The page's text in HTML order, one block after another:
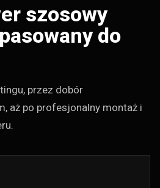
szosowy
do
przez dobór
aż po profesjonalny montaż i